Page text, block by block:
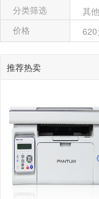
分类筛选 其
金
竹
轻
数
通
视
价格
推荐热卖